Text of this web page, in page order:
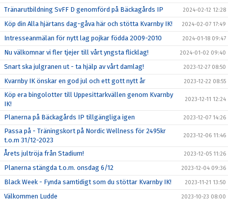
Tränarutbildning SvFF D genomförd på Bäckagårds IP 2024-02-12 12:28
Köp din Alla hjärtans dag-gåva här och stötta Kvarnby IK! 2024-02-07 17:49
Intresseanmälan för nytt lag pojkar födda 2009-2010 2024-01-18 09:47
Nu välkomnar vi fler tjejer till vårt yngsta flicklag! 2024-01-02 09:40
Snart ska julgranen ut - ta hjälp av vårt damlag! 2023-12-27 08:50
Kvarnby IK önskar en god jul och ett gott nytt år 2023-12-22 08:55
Köp era bingolotter till Uppesittarkvällen genom Kvarnby
IK!
2023-12-11 12:24
Planerna på Bäckagårds IP tillgängliga igen 2023-12-07 14:26
Passa på - Träningskort på Nordic Wellness för 2495kr
t.o.m 31/12-2023
2023-12-06 11:46
Årets jultröja från Stadium! 2023-12-05 11:26
Planerna stängda t.o.m. onsdag 6/12 2023-12-04 09:36
Black Week - Fynda samtidigt som du stöttar Kvarnby IK! 2023-11-21 13:50
Välkommen Ludde 2023-10-23 08:00